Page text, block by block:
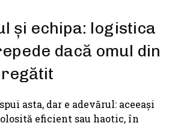
și echipa: logistica
dacă omul din
asta, dar e adevărul: aceeași
eficient sau haotic, în